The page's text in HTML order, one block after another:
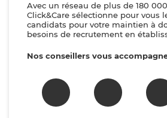
Avec un réseau de plus de 180
Click&Care sélectionne pour vous
candidats pour votre maintien à
besoins de recrutement en
Nos conseillers vous